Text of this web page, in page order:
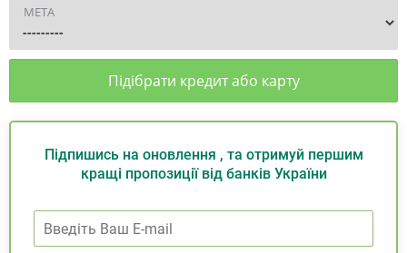
МЕТА
Підібрати кредит або карту
Підпишись на оновлення , та отримуй першим
кращі пропозиції від банків України